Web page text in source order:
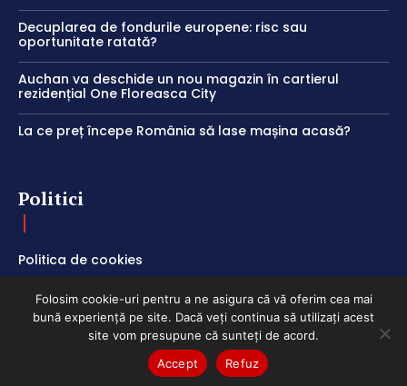
Decuplarea de fondurile europene: risc sau
oportunitate ratată?
Auchan va deschide un nou magazin în cartierul
rezidențial One Floreasca City
La ce preț începe România să lase mașina acasă?
Politici
Politica de cookies
Politica de Confidențialitate
Folosim cookie-uri pentru a ne asigura că vă oferim cea mai
bună experiență pe site. Dacă veți continua să utilizați acest
site vom presupune că sunteți de acord.
Accept
Refuz